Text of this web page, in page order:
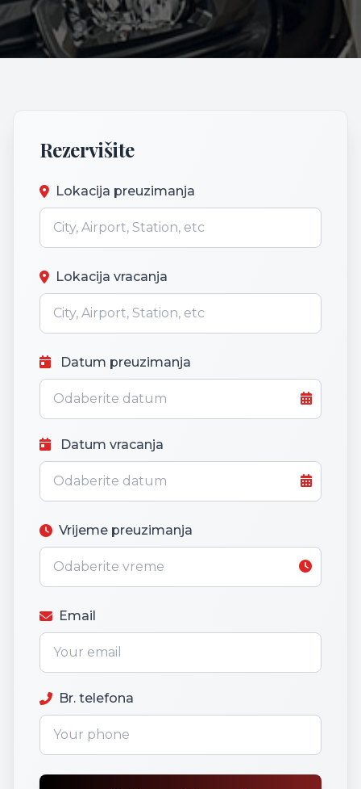
Rezervišite
Lokacija preuzimanja
Lokacija vracanja
Datum preuzimanja
Datum vracanja
Vrijeme preuzimanja
Email
Br. telefona